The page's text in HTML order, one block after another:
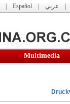
Español عربي
Multimedia